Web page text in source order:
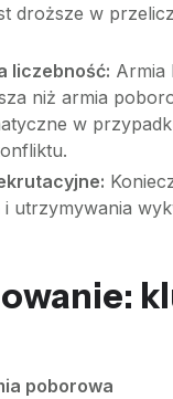
droższe w
liczebność: Armia
niż armia
w
i utrzymywania
poborowa